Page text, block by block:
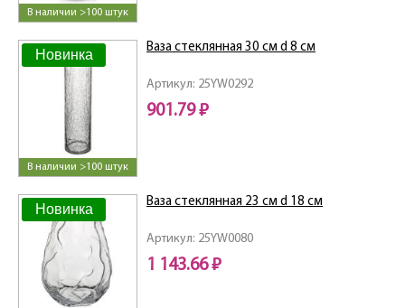
В наличии >100 штук
Новинка
В наличии >100 штук
Артикул: 25YW0292
Ваза стеклянная 30 см d 8 см
901.79 ₽
Новинка
Артикул: 25YW0080
Ваза стеклянная 23 см d 18 см
1 143.66 ₽